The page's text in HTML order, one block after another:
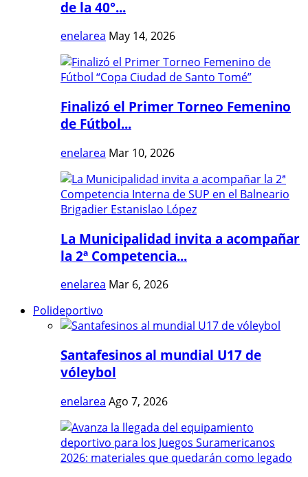
de la 40°...
enelarea May 14, 2026
Finalizó el Primer Torneo Femenino
de Fútbol...
enelarea Mar 10, 2026
La Municipalidad invita a acompañar
la 2ª Competencia...
enelarea Mar 6, 2026
Polideportivo
Santafesinos al mundial U17 de
vóleybol
enelarea Ago 7, 2026